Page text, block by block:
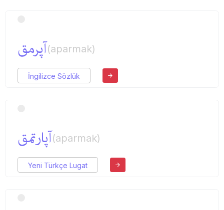
آپرمق(aparmak)
İngilizce Sözlük
آپارتمق(aparmak)
Yeni Türkçe Lugat